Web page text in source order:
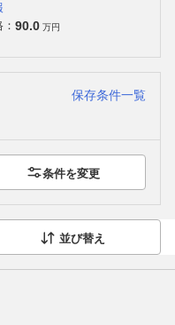
90.0 万円
保存条件一覧
条件を変更
並び替え